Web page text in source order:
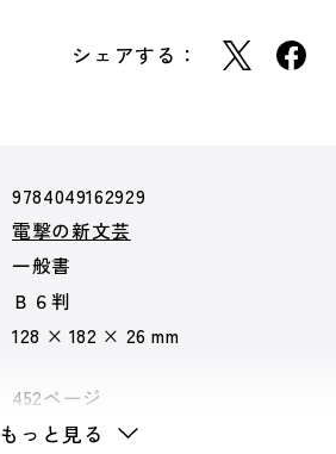
シェアする：
9784049162929
電撃の新文芸
一般書
Ｂ６判
128 × 182 × 26 mm
452ページ
もっと見る